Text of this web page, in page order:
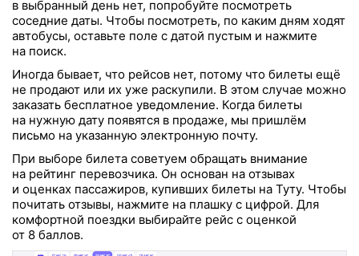
в выбранный день нет, попробуйте посмотреть
соседние даты. Чтобы посмотреть, по каким дням ходят
автобусы, оставьте поле с датой пустым и нажмите
на поиск.
Иногда бывает, что рейсов нет, потому что билеты ещё
не продают или их уже раскупили. В этом случае можно
заказать бесплатное уведомление. Когда билеты
на нужную дату появятся в продаже, мы пришлём
письмо на указанную электронную почту.
При выборе билета советуем обращать внимание
на рейтинг перевозчика. Он основан на отзывах
и оценках пассажиров, купивших билеты на Туту. Чтобы
почитать отзывы, нажмите на плашку с цифрой. Для
комфортной поездки выбирайте рейс с оценкой
от 8 баллов.